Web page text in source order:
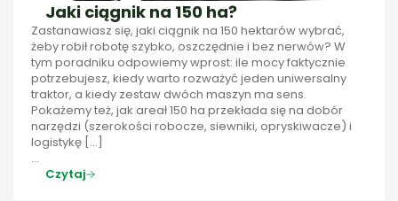
Jaki ciągnik na 150 ha?
Zastanawiasz się, jaki ciągnik na 150 hektarów wybrać,
żeby robił robotę szybko, oszczędnie i bez nerwów? W
tym poradniku odpowiemy wprost: ile mocy faktycznie
potrzebujesz, kiedy warto rozważyć jeden uniwersalny
traktor, a kiedy zestaw dwóch maszyn ma sens.
Pokażemy też, jak areał 150 ha przekłada się na dobór
narzędzi (szerokości robocze, siewniki, opryskiwacze) i
logistykę […]
...
Czytaj